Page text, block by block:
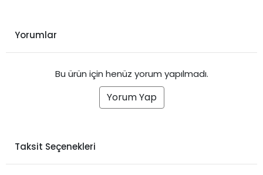
Yorumlar
Bu ürün için henüz yorum yapılmadı.
Yorum Yap
Taksit Seçenekleri